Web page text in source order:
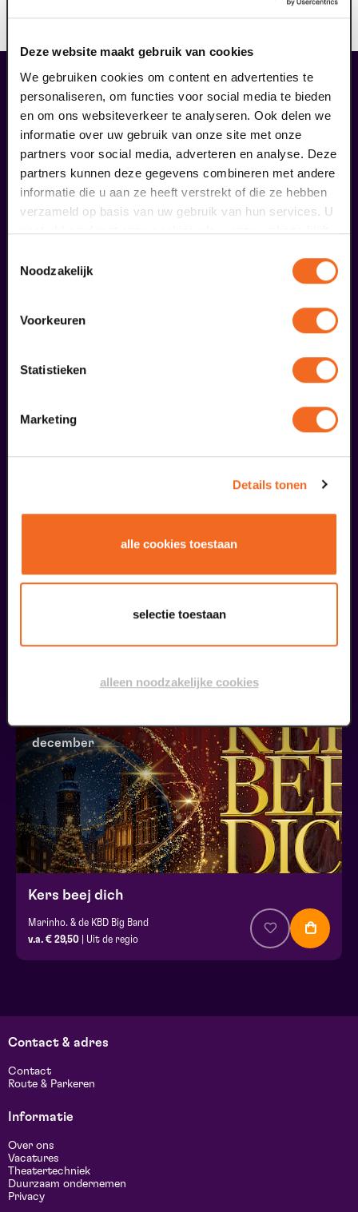
Deze website maakt gebruik van cookies
We gebruiken cookies om content en advertenties te
personaliseren, om functies voor social media te bieden
en om ons websiteverkeer te analyseren. Ook delen we
informatie over uw gebruik van onze site met onze
partners voor social media, adverteren en analyse. Deze
partners kunnen deze gegevens combineren met andere
informatie die u aan ze heeft verstrekt of die ze hebben
verzameld op basis van uw gebruik van hun services. U
gaat akkoord met onze cookies als u onze website blijft
Noodzakelijk
Voorkeuren
Statistieken
Marketing
Details tonen
alle cookies toestaan
selectie toestaan
alleen noodzakelijke cookies
liefhebbers bestelden ook...
18
september
25
v.a. € 25,00| Uit de regio
12
december
Kers beej dich
Marinho. & de KBD Big Band
v.a. € 29,50 | Uit de regio
Contact & adres
Contact
Route & Parkeren
Informatie
Over ons
Vacatures
Theatertechniek
Duurzaam ondernemen
Privacy